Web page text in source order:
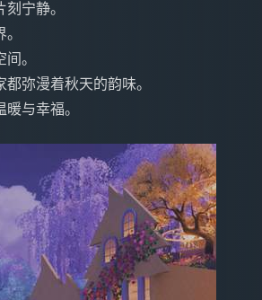
宁静。
。
弥漫着秋天的韵味。
与幸福。